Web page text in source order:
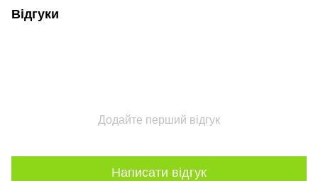
Відгуки
Додайте перший відгук
Написати відгук